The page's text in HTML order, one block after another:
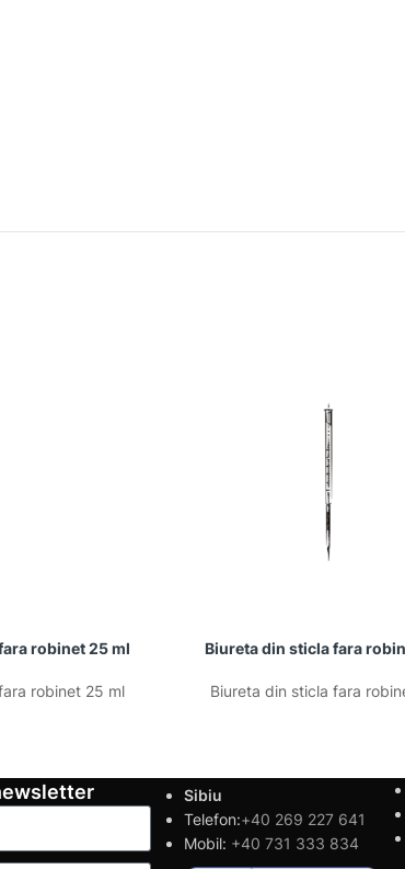
robinet 25 ml
robinet 25 ml
Biureta din sticla fara
Biureta din sticla fara
Sibiu
Telefon:+40 269 227 641
Mobil: +40 731 333 834